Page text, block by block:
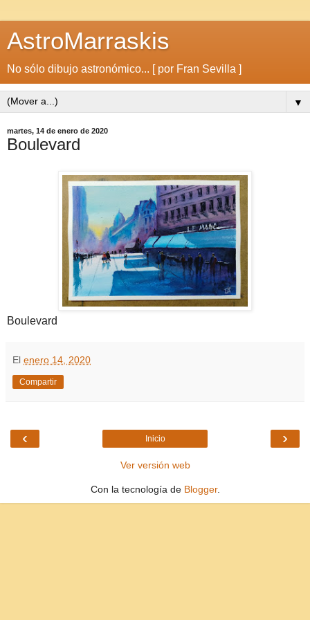
AstroMarraskis
No sólo dibujo astronómico... [ por Fran Sevilla ]
▼
martes, 14 de enero de 2020
Boulevard
Boulevard
El enero 14, 2020
Compartir
‹ ›
Inicio
Ver versión web
Con la tecnología de Blogger.